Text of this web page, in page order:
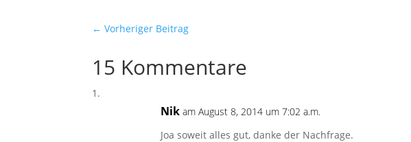
←Vorheriger Beitrag
15 Kommentare
Nik am August 8, 2014 um 7:02 a.m.
Joa soweit alles gut, danke der Nachfrage.